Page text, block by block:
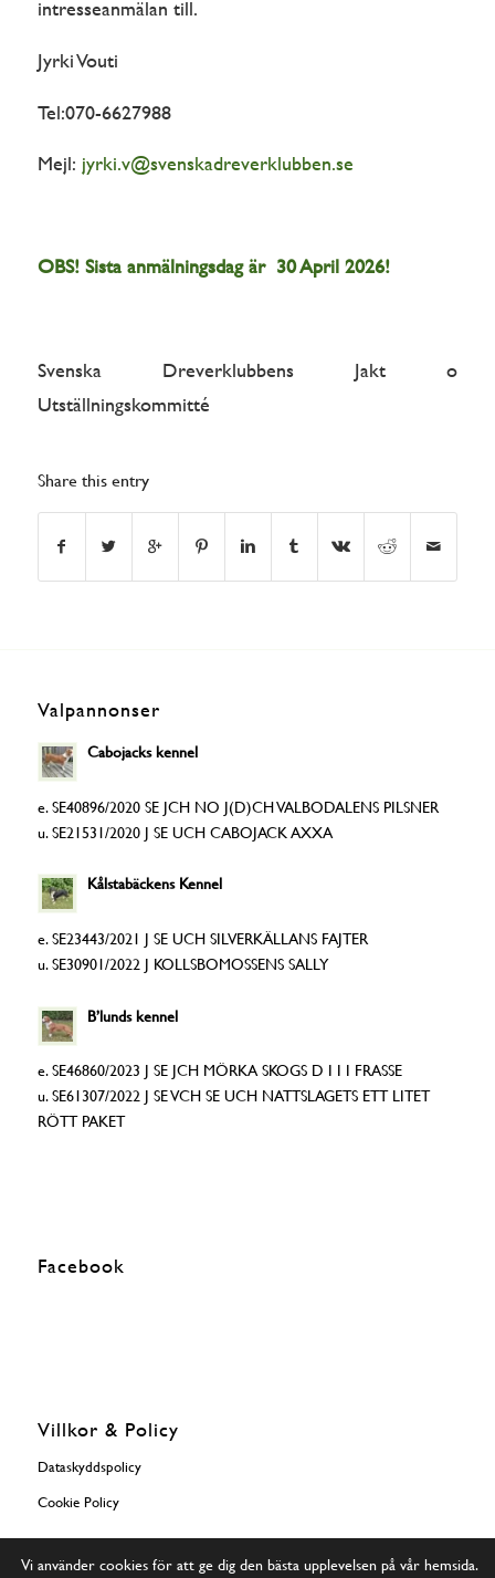
intresseanmälan till.
Jyrki Vouti
Tel:070-6627988
Mejl: jyrki.v@svenskadreverklubben.se
OBS! Sista anmälningsdag är 30 April 2026!
Svenska Dreverklubbens Jakt o
Utställningskommitté
Share this entry
Valpannonser
Cabojacks kennel
e. SE40896/2020 SE JCH NO J(D)CH VALBODALENS PILSNER
u. SE21531/2020 J SE UCH CABOJACK AXXA
Kålstabäckens Kennel
e. SE23443/2021 J SE UCH SILVERKÄLLANS FAJTER
u. SE30901/2022 J KOLLSBOMOSSENS SALLY
B’lunds kennel
e. SE46860/2023 J SE JCH MÖRKA SKOGS D I I I FRASSE
u. SE61307/2022 J SE VCH SE UCH NATTSLAGETS ETT LITET
RÖTT PAKET
Facebook
Villkor & Policy
Dataskyddspolicy
Cookie Policy
Vi använder cookies för att ge dig den bästa upplevelsen på vår hemsida.